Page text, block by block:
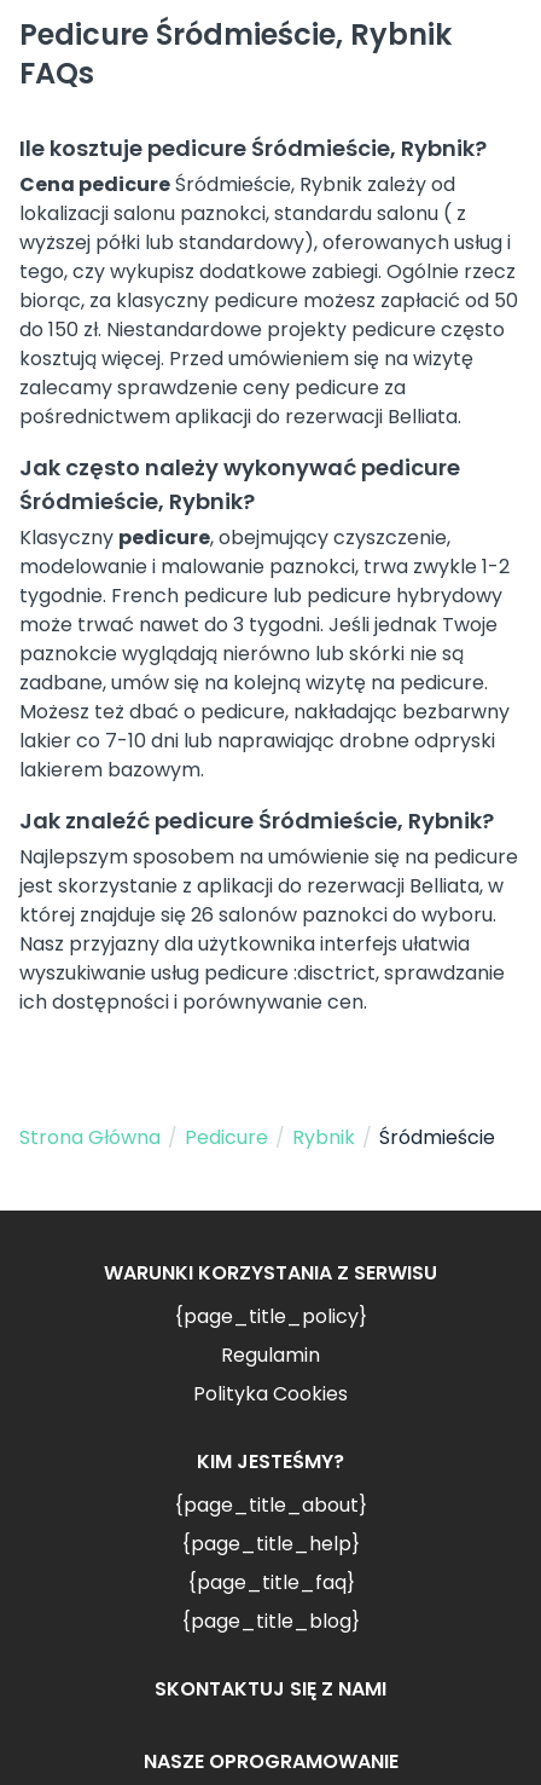
Pedicure Śródmieście, Rybnik
FAQs
Ile kosztuje pedicure Śródmieście, Rybnik?
Cena pedicureŚródmieście, Rybnik zależy od
lokalizacji salonu paznokci, standardu salonu ( z
wyższej półki lub standardowy), oferowanych usług i
tego, czy wykupisz dodatkowe zabiegi. Ogólnie rzecz
biorąc, za klasyczny pedicure możesz zapłacić od 50
do 150 zł. Niestandardowe projekty pedicure często
kosztują więcej. Przed umówieniem się na wizytę
zalecamy sprawdzenie ceny pedicure za
pośrednictwem aplikacji do rezerwacji Belliata.
Jak często należy wykonywać pedicure
Śródmieście, Rybnik?
Klasyczny pedicure, obejmujący czyszczenie,
modelowanie i malowanie paznokci, trwa zwykle 1-2
tygodnie. French pedicure lub pedicure hybrydowy
może trwać nawet do 3 tygodni. Jeśli jednak Twoje
paznokcie wyglądają nierówno lub skórki nie są
zadbane, umów się na kolejną wizytę na pedicure.
Możesz też dbać o pedicure, nakładając bezbarwny
lakier co 7-10 dni lub naprawiając drobne odpryski
lakierem bazowym.
Jak znaleźć pedicure Śródmieście, Rybnik?
Najlepszym sposobem na umówienie się na pedicure
jest skorzystanie z aplikacji do rezerwacji Belliata, w
której znajduje się 26 salonów paznokci do wyboru.
Nasz przyjazny dla użytkownika interfejs ułatwia
wyszukiwanie usług pedicure :disctrict, sprawdzanie
ich dostępności i porównywanie cen.
Strona Główna / Pedicure / Rybnik / Śródmieście
WARUNKI KORZYSTANIA Z SERWISU
{page_title_policy}
Regulamin
Polityka Cookies
KIM JESTEŚMY?
{page_title_about}
{page_title_help}
{page_title_faq}
{page_title_blog}
SKONTAKTUJ SIĘ Z NAMI
NASZE OPROGRAMOWANIE